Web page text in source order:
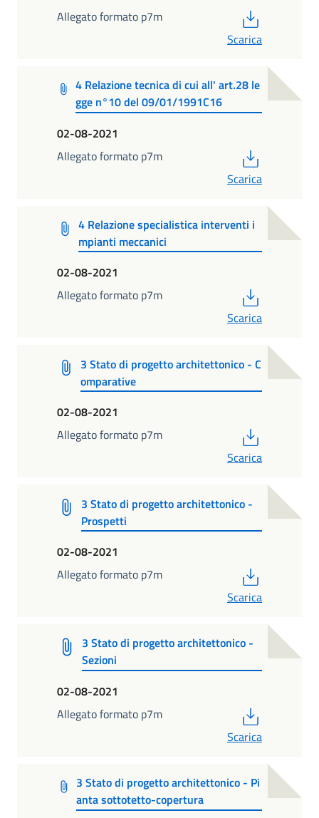
Allegato formato p7m
Scarica
4 Relazione tecnica di cui all' art.28 le
gge n°10 del 09/01/1991C16
02-08-2021
Allegato formato p7m
Scarica
4 Relazione specialistica interventi i
mpianti meccanici
02-08-2021
Allegato formato p7m
Scarica
3 Stato di progetto architettonico - C
omparative
02-08-2021
Allegato formato p7m
Scarica
3 Stato di progetto architettonico -
Prospetti
02-08-2021
Allegato formato p7m
Scarica
3 Stato di progetto architettonico -
Sezioni
02-08-2021
Allegato formato p7m
Scarica
3 Stato di progetto architettonico - Pi
anta sottotetto-copertura